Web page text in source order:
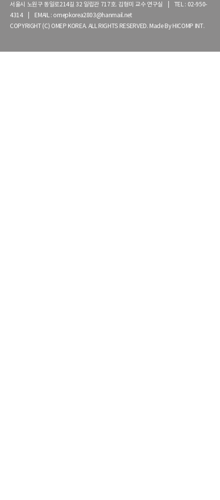
서울시 노원구 동일로214길 32 일립관 717호. 김형미 교수 연구실 | TEL : 02-950-
4314 | EMAIL : omepkorea2803@hanmail.net
COPYRIGHT (C) OMEP KOREA. ALL RIGHTS RESERVED. Made By HICOMP INT.